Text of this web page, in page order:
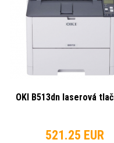
OKI B513dn laserová
521.25 EUR